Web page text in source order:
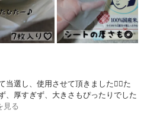
当選し、使用させて頂きました🙇‍♀️た
、厚すぎず、大きさもぴったりでした
見る